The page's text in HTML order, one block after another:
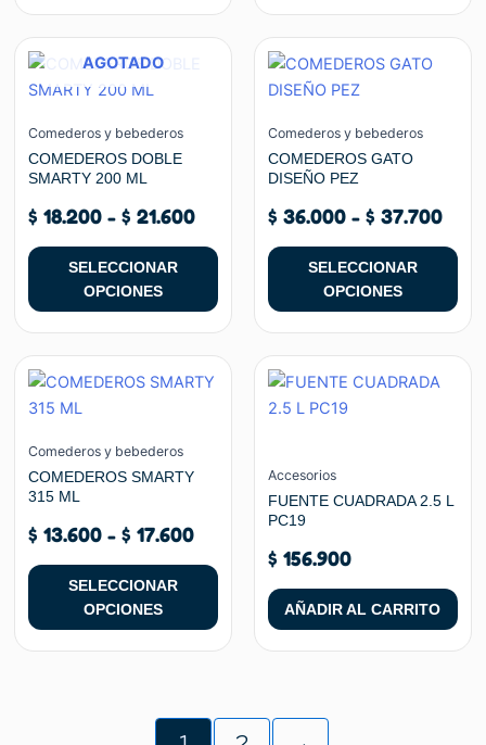
AGOTADO
Comederos y bebederos
COMEDEROS DOBLE
SMARTY 200 ML
$ 18.200 - $ 21.600
SELECCIONAR
OPCIONES
Este
tiene
múltiples
variantes.
Las
opciones
se
pueden
en
la
página
de
producto
Comederos y bebederos
COMEDEROS GATO
DISEÑO PEZ
$ 36.000 - $ 37.700
SELECCIONAR
OPCIONES
Este
producto
tiene
múltiples
variantes.
Las
opciones
se
pueden
en
la
página
de
producto
Comederos y bebederos
COMEDEROS SMARTY
315 ML
$ 13.600 - $ 17.600
de
$ 13.600
SELECCIONAR
OPCIONES
Este
producto
tiene
múltiples
variantes.
Las
opciones
se
pueden
en
la
Accesorios
FUENTE CUADRADA 2.5 L
PC19
$ 156.900
AÑADIR AL CARRITO